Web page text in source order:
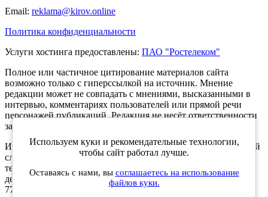
Email: reklama@kirov.online
Политика конфиденциальности
Услуги хостинга предоставлены: ПАО "Ростелеком"
Полное или частичное цитирование материалов сайта
возможно только с гиперссылкой на источник. Мнение
редакции может не совпадать с мнениями, высказанными в
интервью, комментариях пользователей или прямой речи
персонажей публикаций. Редакция не несёт ответственности
за текст комментариев читателей.
Интернет-портал Kirov.online зарегистрирован в Федеральной
службе по надзору в сфере связи, информационных
технологий и массовых коммуникаций (Роскомнадзор) 5
декабря 2019 года. Регистрационный номер ЭЛ № ФС 77 -
77189.
Используем куки и рекомендательные технологии,
чтобы сайт работал лучше.
Оставаясь с нами, вы соглашаетесь на использование
файлов куки.